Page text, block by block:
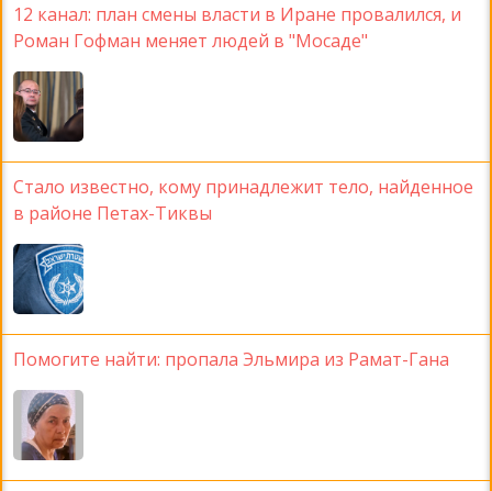
12 канал: план смены власти в Иране провалился, и
Роман Гофман меняет людей в "Мосаде"
Стало известно, кому принадлежит тело, найденное
в районе Петах-Тиквы
Помогите найти: пропала Эльмира из Рамат-Гана